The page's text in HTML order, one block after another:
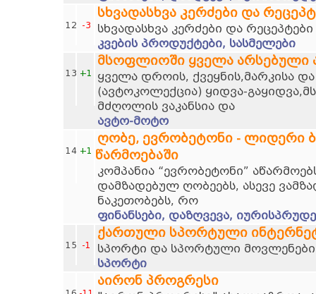
12 -3
სხვადასხვა კერძები და
სხვადასხვა კერძები და რეცეპტები
კვების პროდუქტები, სასმელები
13 +1
მსოფლიოში ყველა არსებული
ყველა დროის, ქვეყნის,მარკისა
(ავტოკოლექცია) ყიდვა-
მძღოლის ვაკანსია და
ავტო-მოტო
14 +1
ღობე, ევრობეტონი - ლიდერი
წარმოებაში
კომპანია “ევრობეტონი”
დამზადებულ ღობეებს, ასევე
ნაკეთობებს, რო
ფინანსები, დაზღვევა,
15 -1
ქართული სპორტული
სპორტი და სპორტული
სპორტი
აირონ პროგრესი